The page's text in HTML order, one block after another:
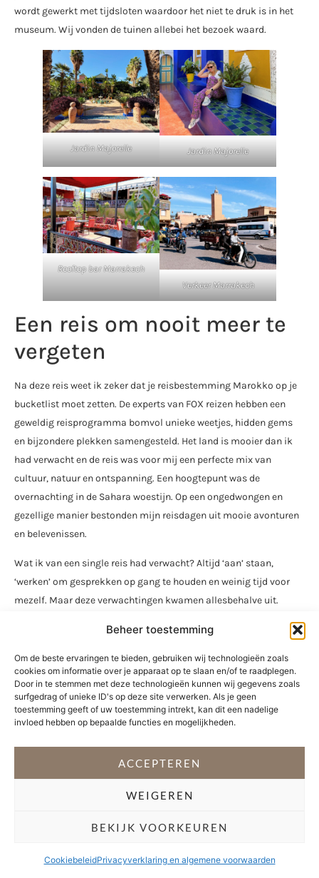
Beheer toestemming
Om de beste ervaringen te bieden, gebruiken wij technologieën zoals
cookies om informatie over je apparaat op te slaan en/of te raadplegen.
Door in te stemmen met deze technologieën kunnen wij gegevens zoals
surfgedrag of unieke ID's op deze site verwerken. Als je geen
toestemming geeft of uw toestemming intrekt, kan dit een nadelige
invloed hebben op bepaalde functies en mogelijkheden.
ACCEPTEREN
WEIGEREN
BEKIJK VOORKEUREN
CookiebeleidPrivacyverklaring en algemene voorwaarden
wordt gewerkt met tijdsloten waardoor het niet te druk is in het
museum. Wij vonden de tuinen allebei het bezoek waard.
Jardin Majorelle Jardin Majorelle
Rooftop bar Marrakech
Verkeer Marrakech
Een reis om nooit meer te
vergeten
Na deze reis weet ik zeker dat je reisbestemming Marokko op je
bucketlist moet zetten. De experts van FOX reizen hebben een
geweldig reisprogramma bomvol unieke weetjes, hidden gems
en bijzondere plekken samengesteld. Het land is mooier dan ik
had verwacht en de reis was voor mij een perfecte mix van
cultuur, natuur en ontspanning. Een hoogtepunt was de
overnachting in de Sahara woestijn. Op een ongedwongen en
gezellige manier bestonden mijn reisdagen uit mooie avonturen
en belevenissen.
Wat ik van een single reis had verwacht? Altijd ‘aan’ staan,
‘werken’ om gesprekken op gang te houden en weinig tijd voor
mezelf. Maar deze verwachtingen kwamen allesbehalve uit.
beter te leren kennen, maar dat is ook het geval als je een nieuwe
collega hebt of een onbekende ontmoet op een feestje. Vanaf het
begin is de groep één. Het is bijzonder hoe snel je naar elkaar
toetrekt als je alleen bent en je je in een onbekende omgeving
bevindt. Voor iedereen is het net zo spannend. En met elkaar uit je
comfortzone gaan, werkt verbindend. De sfeer was relaxt, ik
voelde mij veilig in de groep en heb super leuke mensen met
fantastische (droge) humor leren kennen. Of het voor herhaling
van A tot Z regelt. Nu kon ik wat dat betreft achterover leunen en